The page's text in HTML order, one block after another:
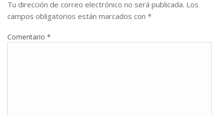
Tu dirección de correo electrónico no será publicada. Los
campos obligatorios están marcados con *
Comentario *